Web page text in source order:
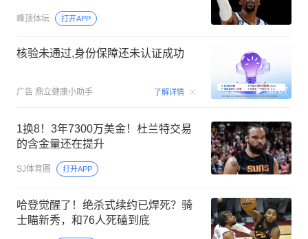
峰顶体坛 打开APP
核验未通过,身份保障还未认证成功
广告 鼎立健康小助手 了解详情 00:07
1换8！3年7300万美金！杜兰特交易
的含金量还在提升
SJ体育圈 打开APP
哈登觉醒了！绝杀式续约已焊死？骑
士瞄新秀，和76人死磕到底